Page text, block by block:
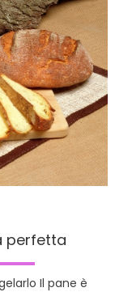
perfetta
Il pane è